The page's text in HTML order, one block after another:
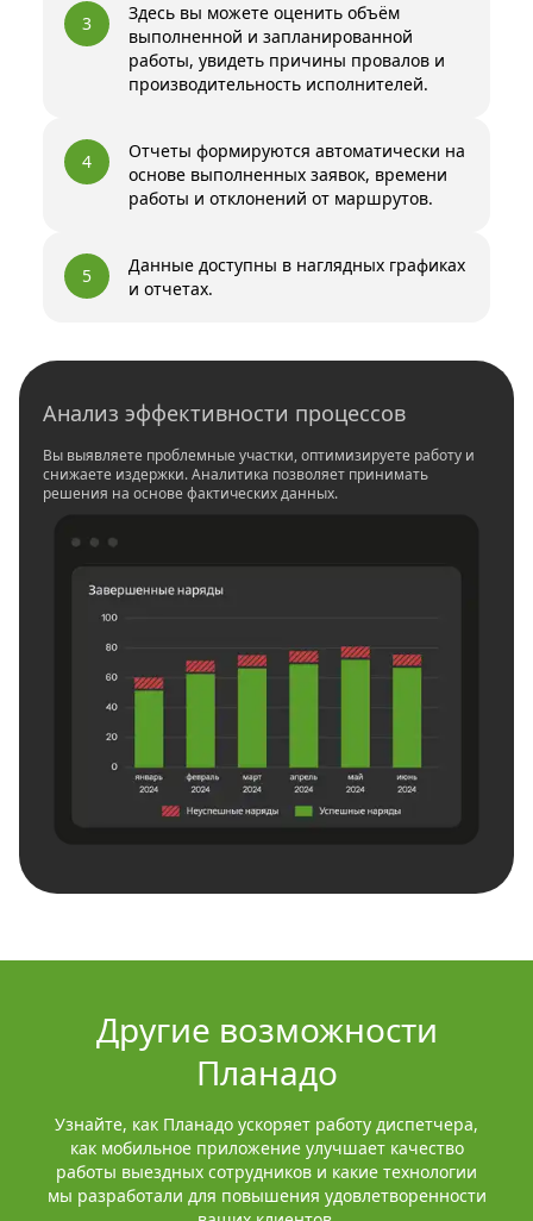
3
Здесь вы можете оценить объём
выполненной и запланированной
работы, увидеть причины провалов и
производительность исполнителей.
4
Отчеты формируются автоматически на
основе выполненных заявок, времени
работы и отклонений от маршрутов.
5
Данные доступны в наглядных графиках
и отчетах.
Анализ эффективности процессов
Вы выявляете проблемные участки, оптимизируете работу и
снижаете издержки. Аналитика позволяет принимать
решения на основе фактических данных.
Другие возможности
Планадо
Узнайте, как Планадо ускоряет работу диспетчера,
как мобильное приложение улучшает качество
работы выездных сотрудников и какие технологии
мы разработали для повышения удовлетворенности